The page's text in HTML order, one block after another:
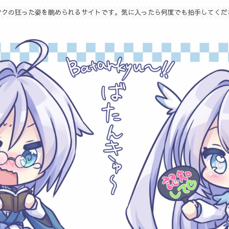
の狂った姿を眺められるサイトです。気に入ったら何度でも拍手してく